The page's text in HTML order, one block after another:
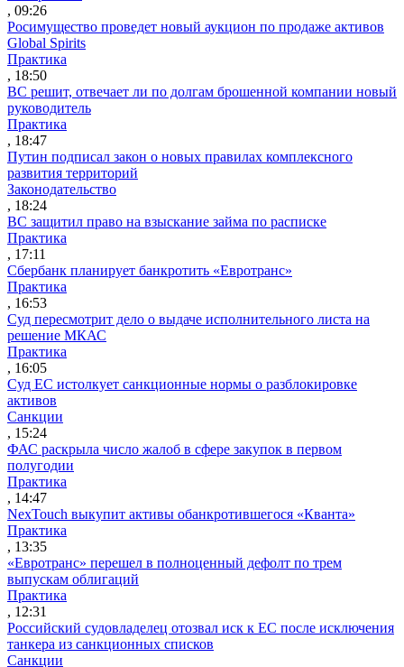
, 09:26
Росимущество проведет новый аукцион по продаже активов
Global Spirits
Практика
, 18:50
ВС решит, отвечает ли по долгам брошенной компании новый
руководитель
Практика
, 18:47
Путин подписал закон о новых правилах комплексного
развития территорий
Законодательство
, 18:24
ВС защитил право на взыскание займа по расписке
Практика
, 17:11
Сбербанк планирует банкротить «Евротранс»
Практика
, 16:53
Суд пересмотрит дело о выдаче исполнительного листа на
решение МКАС
Практика
, 16:05
Суд ЕС истолкует санкционные нормы о разблокировке
активов
Санкции
, 15:24
ФАС раскрыла число жалоб в сфере закупок в первом
полугодии
Практика
, 14:47
NexTouch выкупит активы обанкротившегося «Кванта»
Практика
, 13:35
«Евротранс» перешел в полноценный дефолт по трем
выпускам облигаций
Практика
, 12:31
Российский судовладелец отозвал иск к ЕС после исключения
танкера из санкционных списков
Санкции